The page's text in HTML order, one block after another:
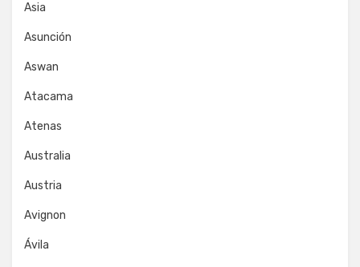
Asia
Asunción
Aswan
Atacama
Atenas
Australia
Austria
Avignon
Ávila